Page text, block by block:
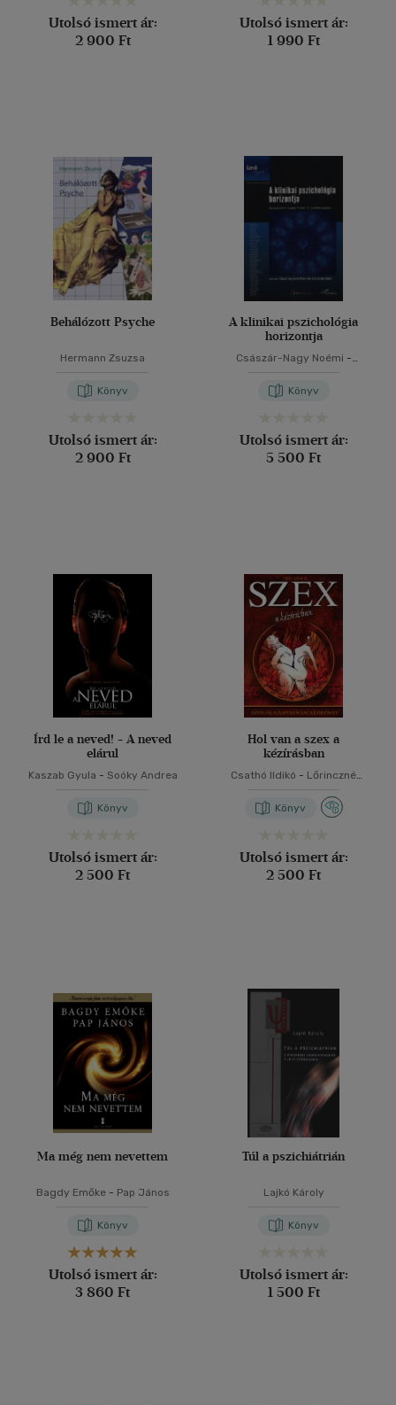
Utolsó ismert ár:
2 900 Ft
Utolsó ismert ár:
1 990 Ft
Behálózott Psyche
Hermann Zsuzsa
Könyv
Utolsó ismert ár:
2 900 Ft
A klinikai pszichológia
horizontja
Császár-Nagy Noémi -
András
Könyv
Utolsó ismert ár:
5 500 Ft
Írd le a neved! - A neved
elárul
Kaszab Gyula - Soóky Andrea
Könyv
Utolsó ismert ár:
2 500 Ft
Hol van a szex a
kézírásban
Csathó Ildikó - Lőrinczné
Könyv
Utolsó ismert ár:
2 500 Ft
Ma még nem nevettem
Bagdy Emőke- Pap János
Könyv
Utolsó ismert ár:
3 860 Ft
Túl a pszichiátrián
Lajkó Károly
Könyv
Utolsó ismert ár:
1 500 Ft